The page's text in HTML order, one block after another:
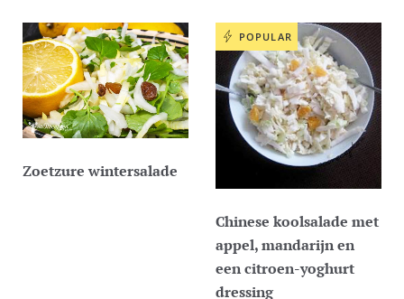
Zoetzure wintersalade
POPULAR
Chinese koolsalade met
appel, mandarijn en
een citroen-yoghurt
dressing